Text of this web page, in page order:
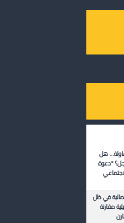
هل
"دعوة
في ظل
مقارنة